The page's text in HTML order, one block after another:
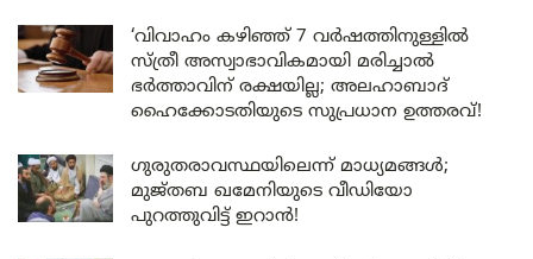
‘വിവാഹം കഴിഞ്ഞ് 7 വർഷത്തിനുള്ളിൽ
സ്ത്രീ അസ്വാഭാവികമായി മരിച്ചാൽ
ഭർത്താവിന് രക്ഷയില്ല; അലഹാബാദ്
ഹൈക്കോടതിയുടെ സുപ്രധാന ഉത്തരവ്!
ഗുരുതരാവസ്ഥയിലെന്ന് മാധ്യമങ്ങൾ;
മുജ്തബ ഖമേനിയുടെ വീഡിയോ
പുറത്തുവിട്ട് ഇറാൻ!